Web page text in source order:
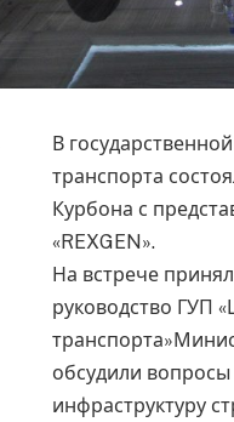
В
транспорта
Курбона с
«REXGEN».
На встрече
руководство ГУП
обсудили
инфраструктуру